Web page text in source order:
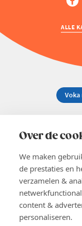
Over de
We maken
de prestaties en
verzamelen &
content &
personaliseren.
ALLE
02 229